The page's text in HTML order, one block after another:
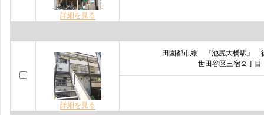
詳細を見る
詳細を見る
田園都市線 『池尻大橋駅』
世田谷区三宿２丁目